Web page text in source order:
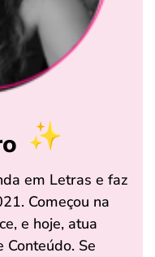
em Letras e faz
Começou na
e hoje, atua
Se